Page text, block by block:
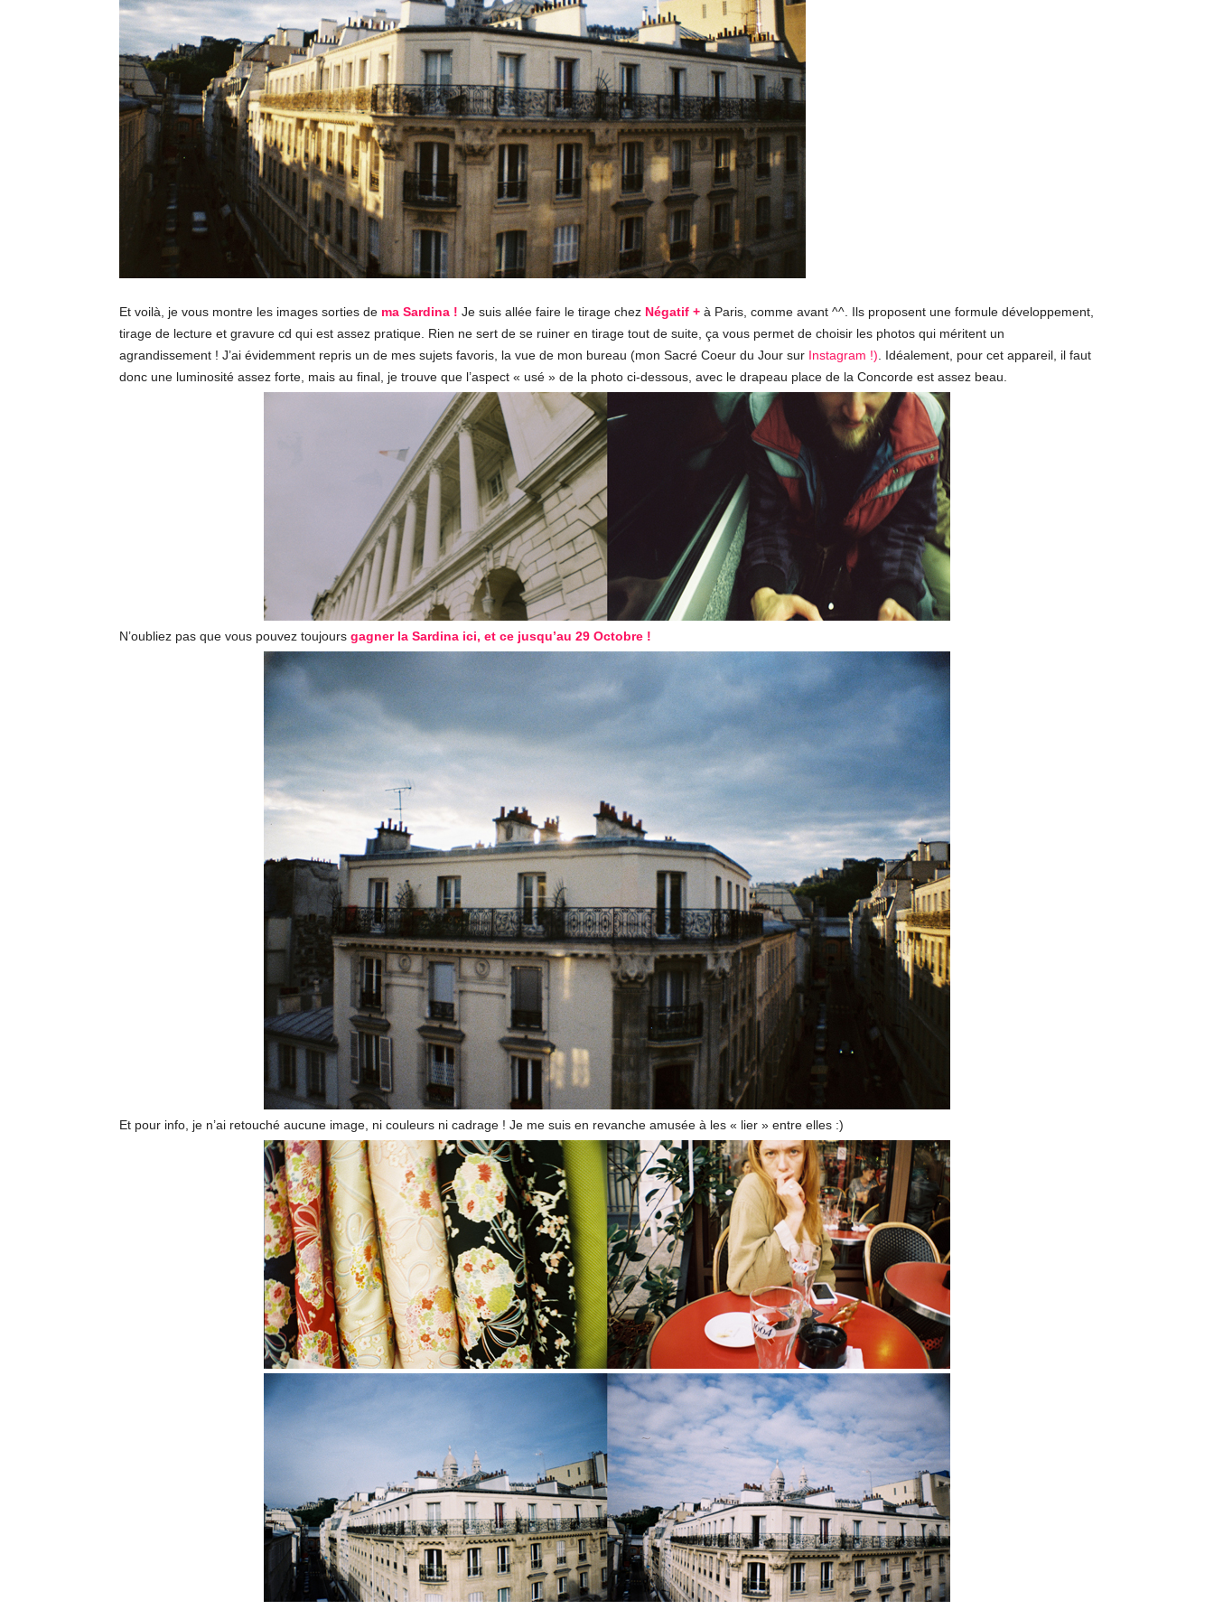
Et voilà, je vous montre les images sorties de ma Sardina ! Je suis allée faire le tirage chez Négatif + à Paris, comme avant ^^. Ils proposent une formule développement,
tirage de lecture et gravure cd qui est assez pratique. Rien ne sert de se ruiner en tirage tout de suite, ça vous permet de choisir les photos qui méritent un
agrandissement ! J’ai évidemment repris un de mes sujets favoris, la vue de mon bureau (mon Sacré Coeur du Jour sur Instagram !). Idéalement, pour cet appareil, il faut
donc une luminosité assez forte, mais au final, je trouve que l’aspect « usé » de la photo ci-dessous, avec le drapeau place de la Concorde est assez beau.
N’oubliez pas que vous pouvez toujours gagner la Sardina ici, et ce jusqu’au 29 Octobre !
Et pour info, je n’ai retouché aucune image, ni couleurs ni cadrage ! Je me suis en revanche amusée à les « lier » entre elles :)